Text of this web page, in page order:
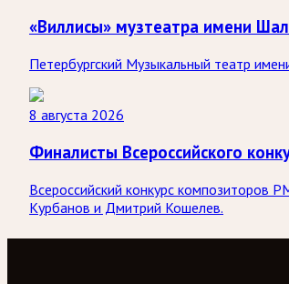
«Виллисы» музтеатра имени
Петербургский Музыкальный театр
8 августа 2026
Финалисты Всероссийского
Всероссийский конкурс композиторов
Курбанов и Дмитрий Кошелев.